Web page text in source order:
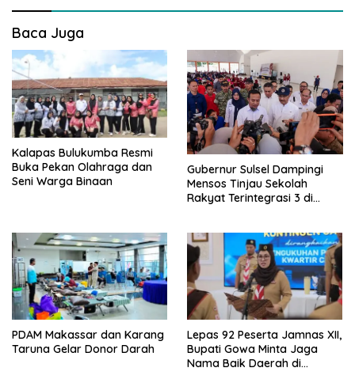
s
i
p
o
s
Baca Juga
Kalapas Bulukumba Resmi
Buka Pekan Olahraga dan
Seni Warga Binaan
Gubernur Sulsel Dampingi
Mensos Tinjau Sekolah
Rakyat Terintegrasi 3 di
PDAM Makassar dan Karang
Taruna Gelar Donor Darah
Lepas 92 Peserta Jamnas XII,
Bupati Gowa Minta Jaga
Nama Baik Daerah di